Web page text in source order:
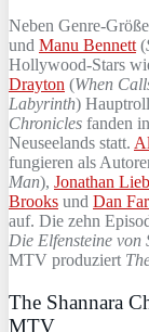
Neben Genre-
und Manu Bennett (
Hollywood-Stars
Drayton (When
Labyrinth)
Chronicles fanden
Neuseelands statt.
fungieren als
Man), Jonathan
Brooks und Dan
auf. Die zehn
Die Elfensteine von
MTV produziert
The Shannara
MTV